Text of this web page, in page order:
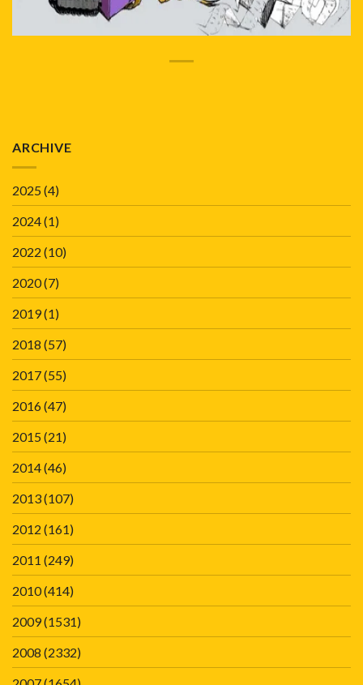
ARCHIVE
2025(4)
2024(1)
2022 (10)
2020(7)
2019(1)
2018 (57)
2017(55)
2016(47)
2015(21)
2014(46)
2013(107)
2012 (161)
2011 (249)
2010(414)
2009(1531)
2008 (2332)